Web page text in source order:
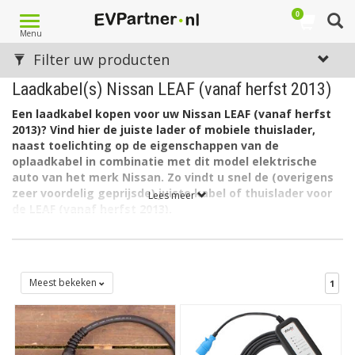
Toggle
navigation
Menu
0
Laadkabel(s) Nissan LEAF (vanaf herfst 2013)
Een laadkabel kopen voor uw Nissan LEAF (vanaf herfst
2013)? Vind hier de juiste lader of mobiele thuislader,
naast toelichting op de eigenschappen van de
oplaadkabel in combinatie met dit model elektrische
auto van het merk Nissan. Zo vindt u snel de (overigens
zeer voordelig geprijsde) juiste kabel of thuislader voor
Welk type laadkabel voor de Nissan LEAF (uitvoering per
herfst 2013)?
De Nissan LEAF (vanaf herfst 2013) heeft aan autozijde een
aansluiting Type 1 (Yazaki) en kan laden via 1 fase met 32
ampère. Hiervoor is een EV laadkabel Type 2, 1 fase, 32A
Lees meer
Filter uw producten
Meest bekeken 1